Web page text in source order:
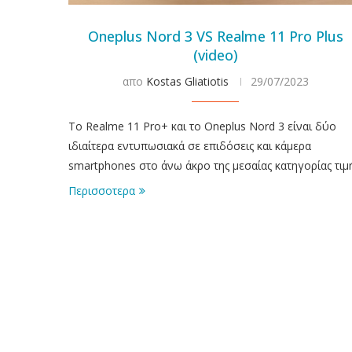
Oneplus Nord 3 VS Realme 11 Pro Plus
(video)
απο Kostas Gliatiotis 29/07/2023
To Realme 11 Pro+ και το Oneplus Nord 3 είναι δύο
ιδιαίτερα εντυπωσιακά σε επιδόσεις και κάμερα
smartphones στο άνω άκρο της μεσαίας κατηγορίας
Περισσοτερα